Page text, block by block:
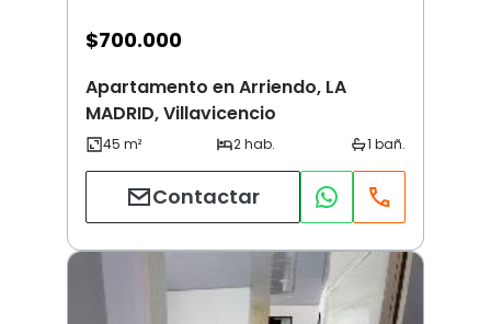
$700.000
Apartamento en Arriendo, LA
MADRID, Villavicencio
Contactar